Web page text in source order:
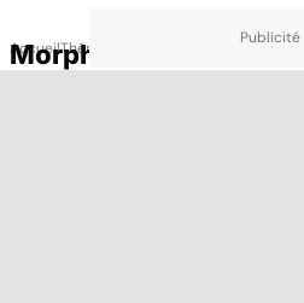
AccueilThématiques
Morphine